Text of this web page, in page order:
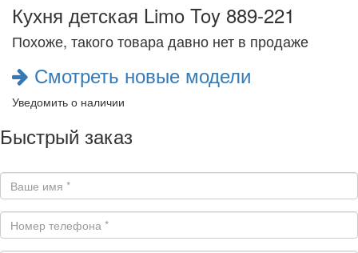
Кухня детская Limo Toy 889-221
Похоже, такого товара давно нет в продаже
Смотреть новые модели
Уведомить о наличии
Быстрый заказ